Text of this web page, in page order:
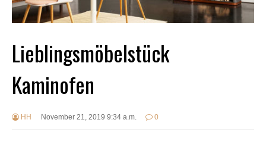
Lieblingsmöbelstück
Kaminofen
HH November 21, 2019 9:34 a.m. 0